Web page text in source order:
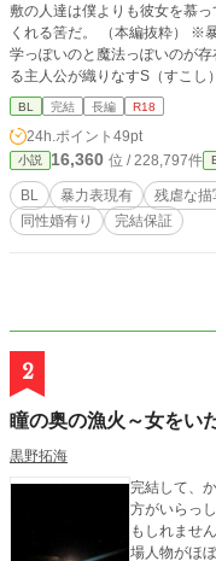
敷の人達は僕よりも彼女を慕
くれる筈だ。 （本編抜粋） ※暴力表現・残虐描写有注意！ 獣人も人間も居て科
学っぽいのと魔法っぽいのが
る主人公が織りなすS（すこし
ころ変わります。 復讐はありますがざまぁ
りの日数を要する割に薄い模様 2024.01.13 完結しました。お付き合い頂きあり
がとうございます！
BL 完結 長編 R18
24h.ポイント 49pt
小説 16,360 位 / 228,797件
BL 暴力表現有 残虐な描
同性婚有り
完結保証
2
瞳の奥の漁火～女をい
黒野拓海
完結して、
方がいらっしゃる
もしれませ
場人物がほぼ女